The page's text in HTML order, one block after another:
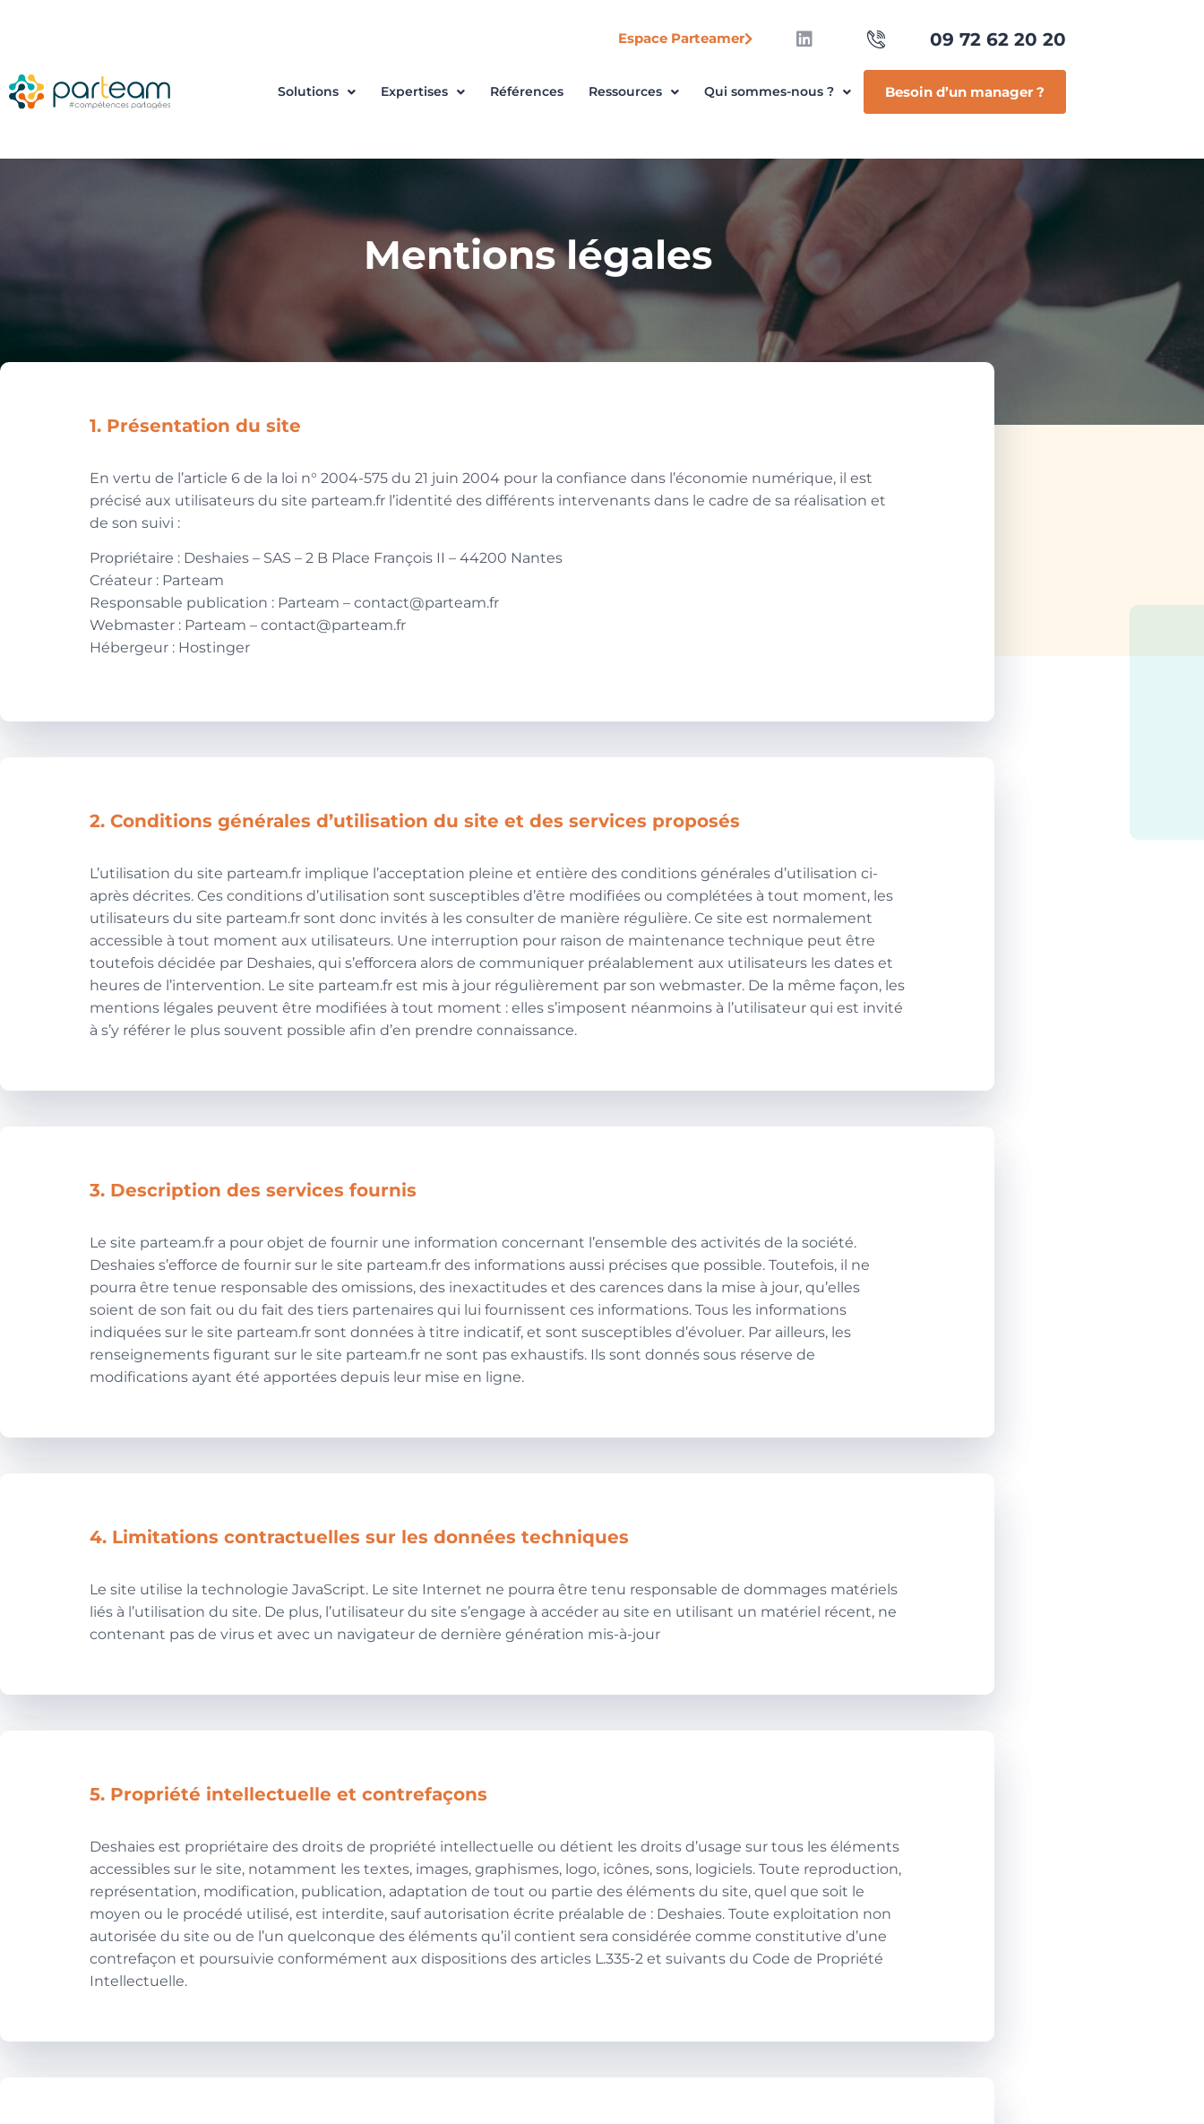
Espace Parteamer 09 72 62 20 20
Solutions Expertises Références Ressources Qui sommes-nous ? Besoin d’un manager ?
Mentions légales
1. Présentation du site
En vertu de l’article 6 de la loi n° 2004-575 du 21 juin 2004 pour la confiance dans l’économie numérique, il est
précisé aux utilisateurs du site parteam.fr l’identité des différents intervenants dans le cadre de sa réalisation et
de son suivi :
Propriétaire : Deshaies – SAS – 2 B Place François II – 44200 Nantes
Créateur : Parteam
Responsable publication : Parteam – contact@parteam.fr
Webmaster : Parteam – contact@parteam.fr
Hébergeur : Hostinger
2. Conditions générales d’utilisation du site et des services proposés
L’utilisation du site parteam.fr implique l’acceptation pleine et entière des conditions générales d’utilisation ci-
après décrites. Ces conditions d’utilisation sont susceptibles d’être modifiées ou complétées à tout moment, les
utilisateurs du site parteam.fr sont donc invités à les consulter de manière régulière. Ce site est normalement
accessible à tout moment aux utilisateurs. Une interruption pour raison de maintenance technique peut être
toutefois décidée par Deshaies, qui s’efforcera alors de communiquer préalablement aux utilisateurs les dates et
heures de l’intervention. Le site parteam.fr est mis à jour régulièrement par son webmaster. De la même façon, les
mentions légales peuvent être modifiées à tout moment : elles s’imposent néanmoins à l’utilisateur qui est invité
à s’y référer le plus souvent possible afin d’en prendre connaissance.
3. Description des services fournis
Le site parteam.fr a pour objet de fournir une information concernant l’ensemble des activités de la société.
Deshaies s’efforce de fournir sur le site parteam.fr des informations aussi précises que possible. Toutefois, il ne
pourra être tenue responsable des omissions, des inexactitudes et des carences dans la mise à jour, qu’elles
soient de son fait ou du fait des tiers partenaires qui lui fournissent ces informations. Tous les informations
indiquées sur le site parteam.fr sont données à titre indicatif, et sont susceptibles d’évoluer. Par ailleurs, les
renseignements figurant sur le site parteam.fr ne sont pas exhaustifs. Ils sont donnés sous réserve de
modifications ayant été apportées depuis leur mise en ligne.
4. Limitations contractuelles sur les données techniques
Le site utilise la technologie JavaScript. Le site Internet ne pourra être tenu responsable de dommages matériels
liés à l’utilisation du site. De plus, l’utilisateur du site s’engage à accéder au site en utilisant un matériel récent, ne
contenant pas de virus et avec un navigateur de dernière génération mis-à-jour
5. Propriété intellectuelle et contrefaçons
Deshaies est propriétaire des droits de propriété intellectuelle ou détient les droits d’usage sur tous les éléments
accessibles sur le site, notamment les textes, images, graphismes, logo, icônes, sons, logiciels. Toute reproduction,
représentation, modification, publication, adaptation de tout ou partie des éléments du site, quel que soit le
moyen ou le procédé utilisé, est interdite, sauf autorisation écrite préalable de : Deshaies. Toute exploitation non
autorisée du site ou de l’un quelconque des éléments qu’il contient sera considérée comme constitutive d’une
contrefaçon et poursuivie conformément aux dispositions des articles L.335-2 et suivants du Code de Propriété
Intellectuelle.